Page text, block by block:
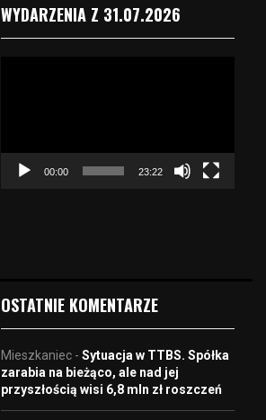
WYDARZENIA Z 31.07.2026
e
o
00:00 23:22
OSTATNIE KOMENTARZE
Mieszkaniec - Sytuacja w TTBS. Spółka
zarabia na bieżąco, ale nad jej
przyszłością wisi 6,8 mln zł roszczeń